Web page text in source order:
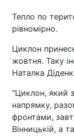
Тепло по
рівномірно.
Циклон
жовтня. Таку
Наталка
"Циклон, який
напрямку,
фронтами,
Вінницькій, а